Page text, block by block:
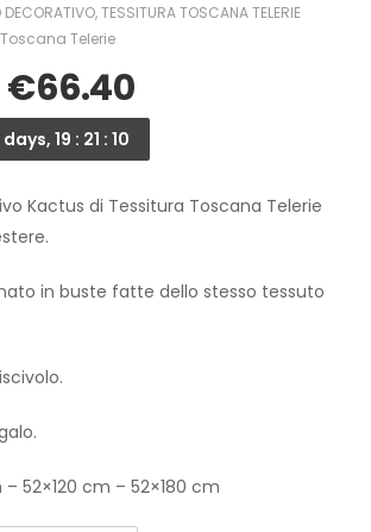
DECORATIVO,TESSITURA TOSCANA TELERIE
Telerie
€66.40
19 : 21 : 10
Kactus di Tessitura Toscana Telerie
in buste fatte dello stesso tessuto
52×120 cm – 52×180 cm